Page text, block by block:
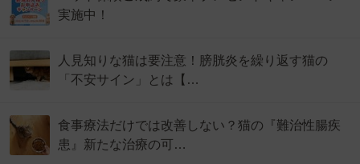
実施中！
人見知りな猫は要注意！膀胱炎を繰り返す猫の
「不安サイン」とは【…
食事療法だけでは改善しない？猫の『難治性腸疾
患』新たな治療の可…